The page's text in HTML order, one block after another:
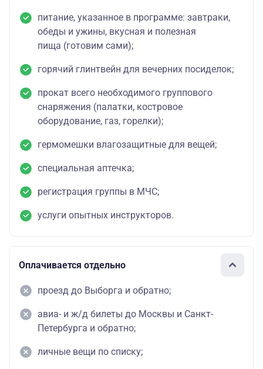
питание, указанное в программе: завтраки,
обеды и ужины, вкусная и полезная
пища (готовим сами);
горячий глинтвейн для вечерних посиделок;
прокат всего необходимого группового
снаряжения (палатки, костровое
оборудование, газ, горелки);
гермомешки влагозащитные для вещей;
специальная аптечка;
регистрация группы в МЧС;
услуги опытных инструкторов.
Оплачивается отдельно
проезд до Выборга и обратно;
авиа- и ж/д билеты до Москвы и Санкт-
Петербурга и обратно;
личные вещи по списку;